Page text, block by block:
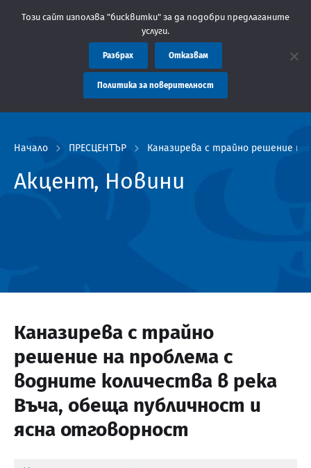
Областна администрация Пловдив препоръчва
Начало ПРЕСЦЕНТЪР Каназирева с трайно решение
Акцент, Новини
Каназирева с трайно
решение на проблема с
водните количества в река
Въча, обеща публичност и
ясна отговорност
Този сайт използва "бисквитки" за да подобри предлаганите
услуги.
Разбрах Отказвам
Политика за поверителност